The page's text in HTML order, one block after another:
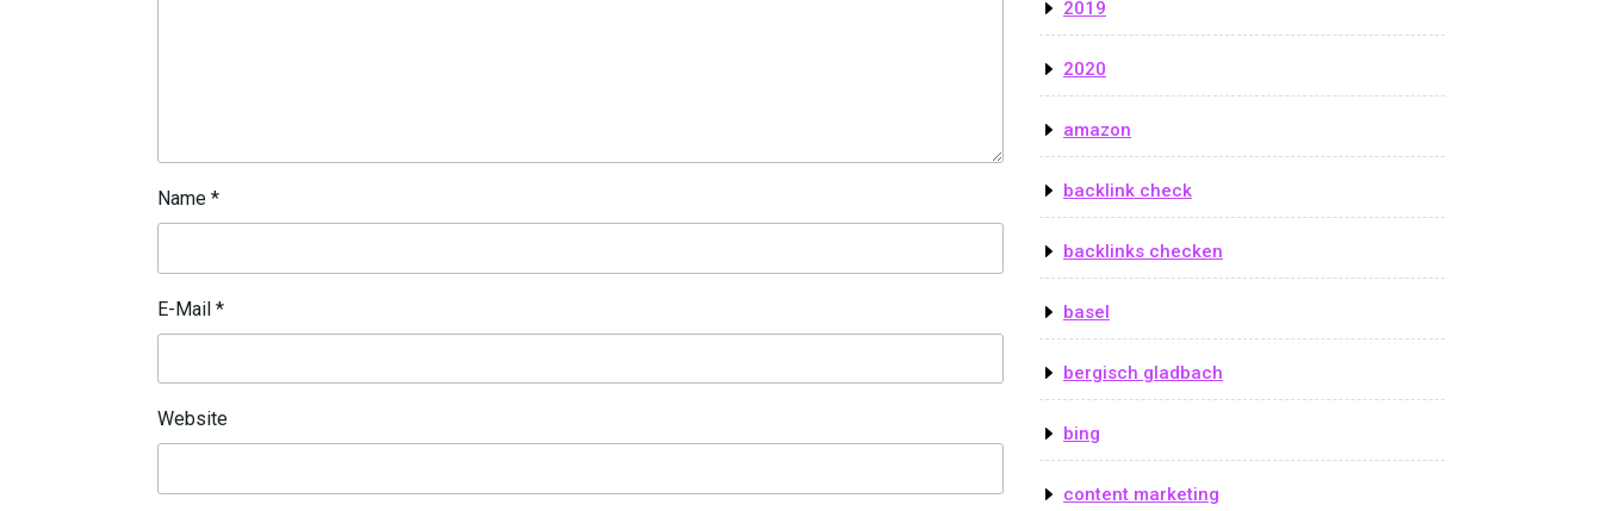
Name *
E-Mail *
Website
2019
2020
amazon
backlink check
backlinks checken
basel
bergisch gladbach
bing
content marketing